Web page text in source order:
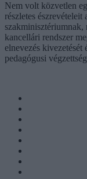
Nem volt közvetlen
részletes észrevételeit
szakminisztériumnak,
kancellári rendszer
elnevezés
pedagógusi